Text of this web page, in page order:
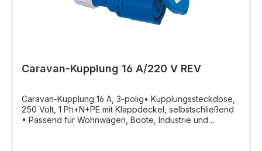
Caravan-Kupplung 16 A/220 V REV
Caravan-Kupplung 16 A, 3-polig• Kupplungssteckdose,
250 Volt, 1 Ph+N+PE mit Klappdeckel, selbstschließend
• Passend für Wohnwagen, Boote, Industrie und